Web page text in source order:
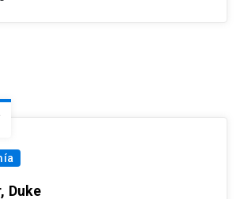
Duke